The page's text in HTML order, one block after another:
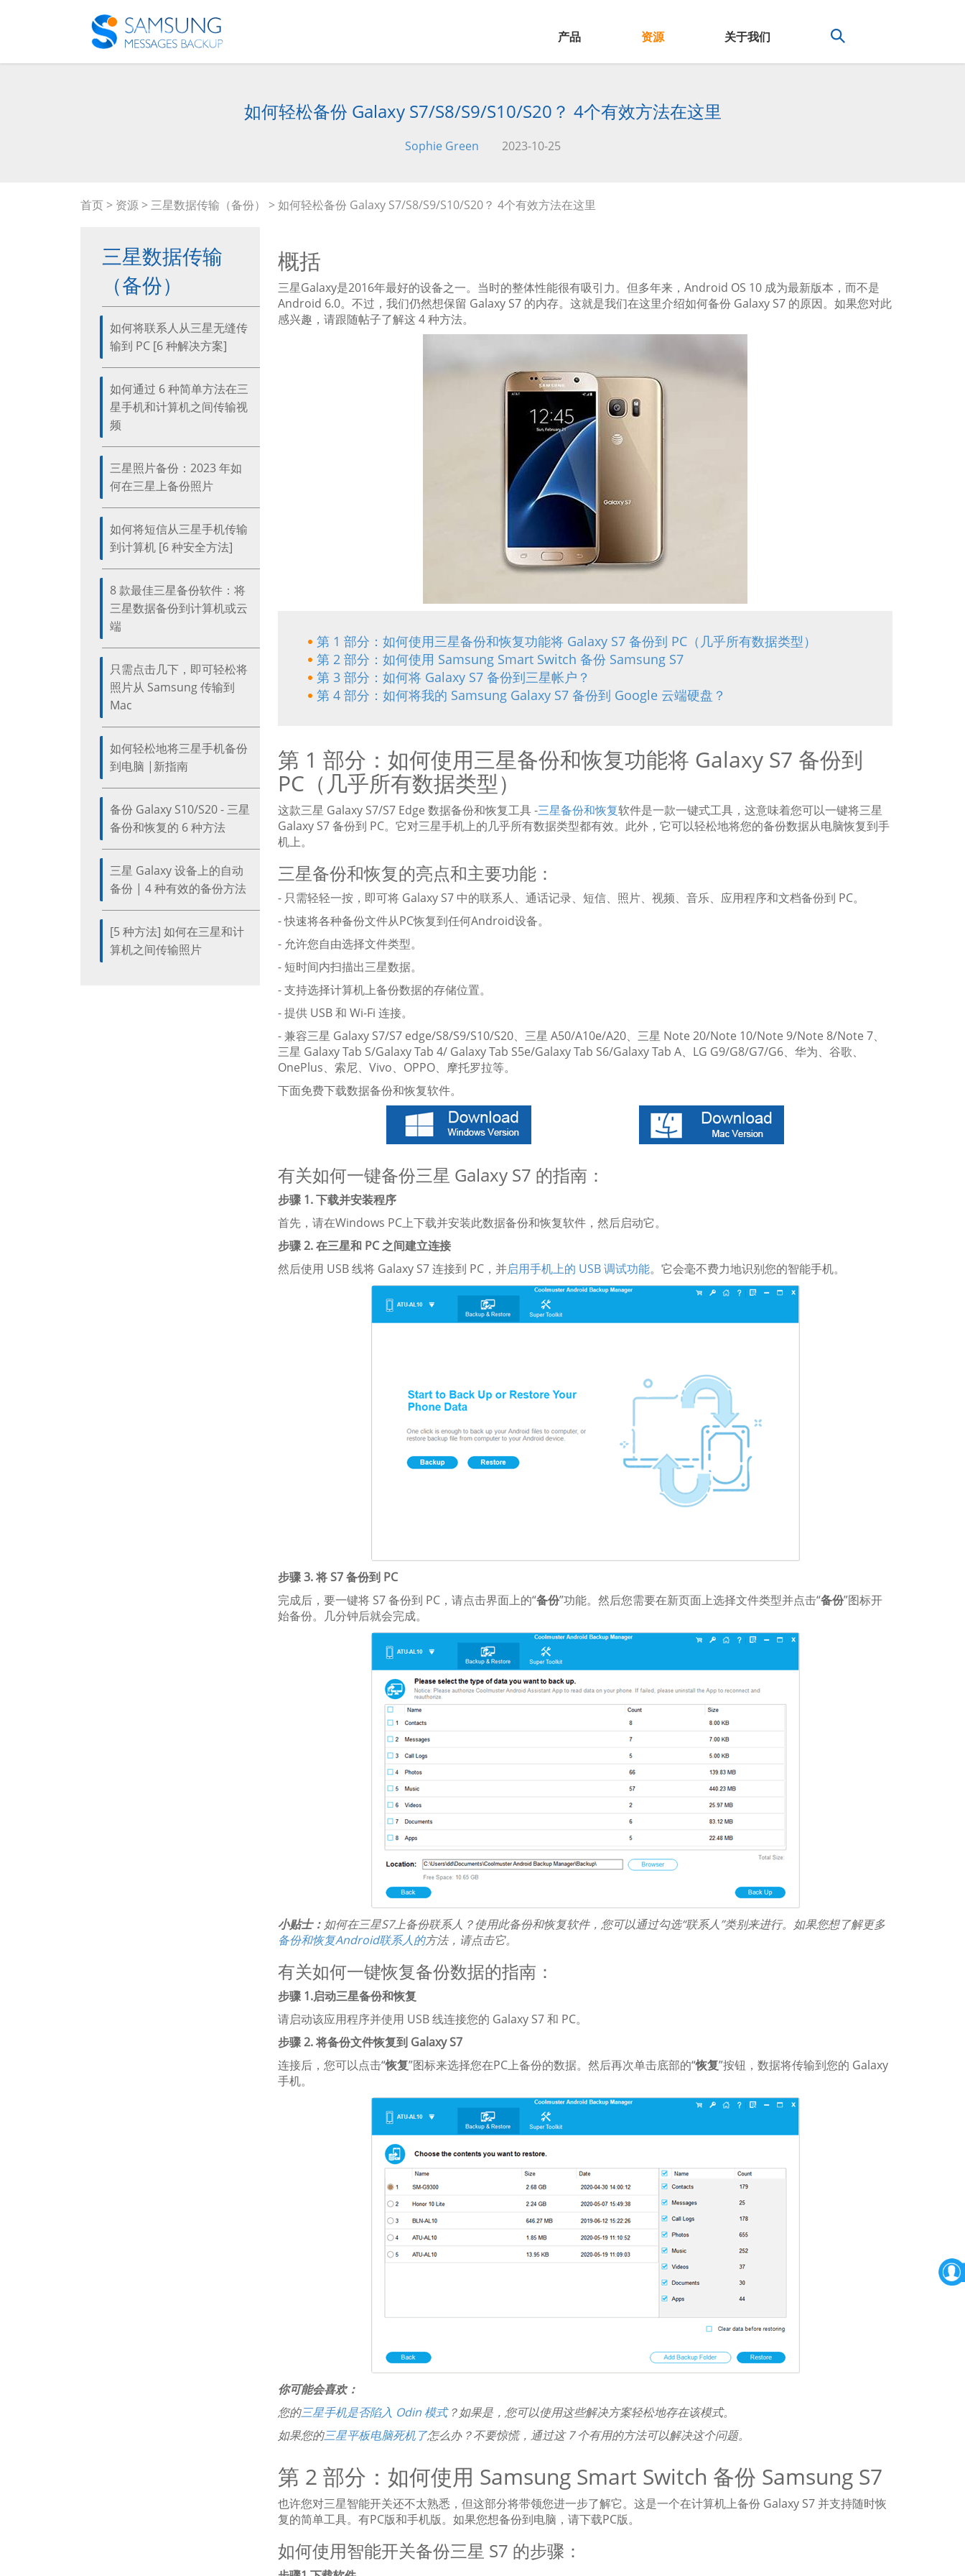
产品 资源 关于我们
如何轻松备份 Galaxy S7/S8/S9/S10/S20？ 4个有效方法在这里
Sophie Green 2023-10-25
首页 > 资源 > 三星数据传输（备份） > 如何轻松备份 Galaxy S7/S8/S9/S10/S20？ 4个有效方法在这里
三星数据传输
（备份）
如何将联系人从三星无缝传
输到 PC [6 种解决方案]
如何通过 6 种简单方法在三
星手机和计算机之间传输视
频
三星照片备份：2023 年如
何在三星上备份照片
如何将短信从三星手机传输
到计算机 [6 种安全方法]
8 款最佳三星备份软件：将
三星数据备份到计算机或云
端
只需点击几下，即可轻松将
照片从 Samsung 传输到
Mac
如何轻松地将三星手机备份
到电脑 |新指南
备份 Galaxy S10/S20 - 三星
备份和恢复的 6 种方法
三星 Galaxy 设备上的自动
备份 | 4 种有效的备份方法
[5 种方法] 如何在三星和计
算机之间传输照片
概括
三星Galaxy是2016年最好的设备之一。当时的整体性能很有吸引力。但多年来，Android OS 10 成为最新版本，而不是
Android 6.0。不过，我们仍然想保留 Galaxy S7 的内存。这就是我们在这里介绍如何备份 Galaxy S7 的原因。如果您对此
感兴趣，请跟随帖子了解这 4 种方法。
第 1 部分：如何使用三星备份和恢复功能将 Galaxy S7 备份到 PC（几乎所有数据类型）
第 2 部分：如何使用 Samsung Smart Switch 备份 Samsung S7
第 3 部分：如何将 Galaxy S7 备份到三星帐户？
第 4 部分：如何将我的 Samsung Galaxy S7 备份到 Google 云端硬盘？
第 1 部分：如何使用三星备份和恢复功能将 Galaxy S7 备份到
PC（几乎所有数据类型）
这款三星 Galaxy S7/S7 Edge 数据备份和恢复工具 -三星备份和恢复软件是一款一键式工具，这意味着您可以一键将三星
Galaxy S7 备份到 PC。它对三星手机上的几乎所有数据类型都有效。此外，它可以轻松地将您的备份数据从电脑恢复到手
机上。
三星备份和恢复的亮点和主要功能：
- 只需轻轻一按，即可将 Galaxy S7 中的联系人、通话记录、短信、照片、视频、音乐、应用程序和文档备份到 PC。
- 快速将各种备份文件从PC恢复到任何Android设备。
- 允许您自由选择文件类型。
- 短时间内扫描出三星数据。
- 支持选择计算机上备份数据的存储位置。
- 提供 USB 和 Wi-Fi 连接。
- 兼容三星 Galaxy S7/S7 edge/S8/S9/S10/S20、三星 A50/A10e/A20、三星 Note 20/Note 10/Note 9/Note 8/Note 7、
三星 Galaxy Tab S/Galaxy Tab 4/ Galaxy Tab S5e/Galaxy Tab S6/Galaxy Tab A、LG G9/G8/G7/G6、华为、谷歌、
OnePlus、索尼、Vivo、OPPO、摩托罗拉等。
下面免费下载数据备份和恢复软件。
有关如何一键备份三星 Galaxy S7 的指南：
步骤 1. 下载并安装程序
首先，请在Windows PC上下载并安装此数据备份和恢复软件，然后启动它。
步骤 2. 在三星和 PC 之间建立连接
然后使用 USB 线将 Galaxy S7 连接到 PC，并启用手机上的 USB 调试功能。它会毫不费力地识别您的智能手机。
步骤 3. 将 S7 备份到 PC
完成后，要一键将 S7 备份到 PC，请点击界面上的“备份”功能。然后您需要在新页面上选择文件类型并点击“备份”图标开
始备份。几分钟后就会完成。
小贴士： 如何在三星S7上备份联系人？使用此备份和恢复软件，您可以通过勾选“联系人”类别来进行。如果您想了解更多
备份和恢复Android联系人的方法，请点击它。
有关如何一键恢复备份数据的指南：
步骤 1.启动三星备份和恢复
请启动该应用程序并使用 USB 线连接您的 Galaxy S7 和 PC。
步骤 2. 将备份文件恢复到 Galaxy S7
连接后，您可以点击“恢复”图标来选择您在PC上备份的数据。然后再次单击底部的“恢复”按钮，数据将传输到您的 Galaxy
手机。
你可能会喜欢：
您的三星手机是否陷入 Odin 模式？如果是，您可以使用这些解决方案轻松地存在该模式。
如果您的三星平板电脑死机了怎么办？不要惊慌，通过这 7 个有用的方法可以解决这个问题。
第 2 部分：如何使用 Samsung Smart Switch 备份 Samsung S7
也许您对三星智能开关还不太熟悉，但这部分将带领您进一步了解它。这是一个在计算机上备份 Galaxy S7 并支持随时恢
复的简单工具。有PC版和手机版。如果您想备份到电脑，请下载PC版。
如何使用智能开关备份三星 S7 的步骤：